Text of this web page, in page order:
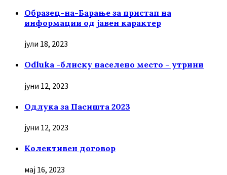
Образец-на-Барање за пристап на
информации од јавен карактер
јули 18, 2023
Odluka -блиску населено место – утрини
јуни 12, 2023
Oдлука за Пасишта 2023
јуни 12, 2023
Колективен договор
мај 16, 2023